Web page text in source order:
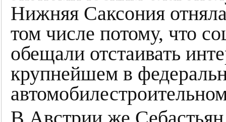
Нижняя Саксония
том числе потому, что
обещали отстаивать
крупнейшем в